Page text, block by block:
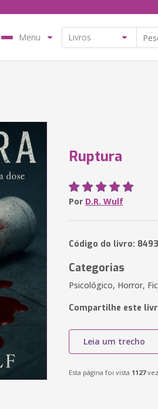
Menu
Ruptura
Por D.R. Wulf
Código do livro:
Categorias
Psicológico, Horror,
Compartilhe este
Leia um trecho
Esta página foi vista 1127